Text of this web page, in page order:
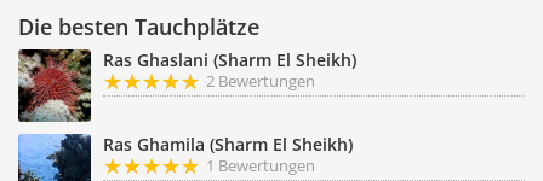
Die besten Tauchplätze
Ras Ghaslani (Sharm El Sheikh)
2 Bewertungen
Ras Ghamila (Sharm El Sheikh)
1 Bewertungen